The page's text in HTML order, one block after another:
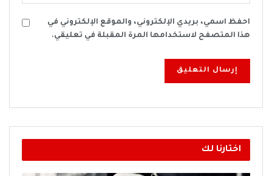
احفظ اسمي، بريدي الإلكتروني، والموقع الإلكتروني في
هذا المتصفح لاستخدامها المرة المقبلة في تعليقي.
اختارنا لك